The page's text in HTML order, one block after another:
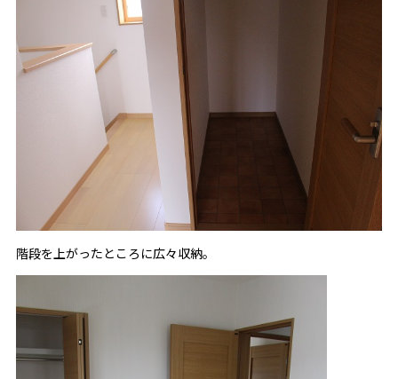
階段を上がったところに広々収納。